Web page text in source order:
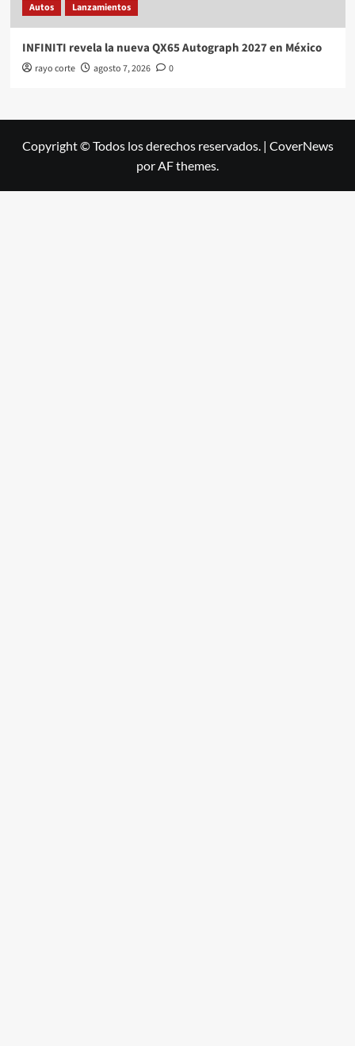
Autos Lanzamientos
INFINITI revela la nueva QX65 Autograph 2027 en México
rayo corte agosto 7, 2026 0
Copyright © Todos los derechos reservados. | CoverNews
por AF themes.